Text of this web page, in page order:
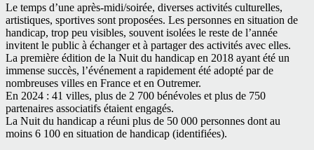
Le temps d’une après-midi/soirée, diverses activités culturelles,
artistiques, sportives sont proposées. Les personnes en situation de
handicap, trop peu visibles, souvent isolées le reste de l’année
invitent le public à échanger et à partager des activités avec elles.
La première édition de la Nuit du handicap en 2018 ayant été un
immense succès, l’événement a rapidement été adopté par de
nombreuses villes en France et en Outremer.
En 2024 : 41 villes, plus de 2 700 bénévoles et plus de 750
partenaires associatifs étaient engagés.
La Nuit du handicap a réuni plus de 50 000 personnes dont au
moins 6 100 en situation de handicap (identifiées).